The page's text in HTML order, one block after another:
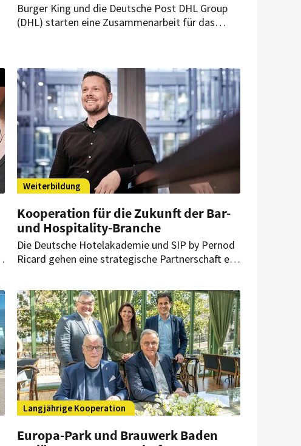
Burger King und die Deutsche Post DHL Group
(DHL) starten eine Zusammenarbeit für das
verbunden werden und gleichzeitig CO2-
Emissionen reduziert werden.
Weiterbildung
Kooperation für die Zukunft der Bar-
und Hospitality-Branche
Die Deutsche Hotelakademie und SIP by Pernod
Ricard gehen eine strategische Partnerschaft ein.
Weiterbildung von Bar- und Hospitality-
Fachkräften mit praxisnahen Inhalten und
Spirituosenkompetenz stärken.
Langjährige Kooperation
Europa-Park und Brauwerk Baden